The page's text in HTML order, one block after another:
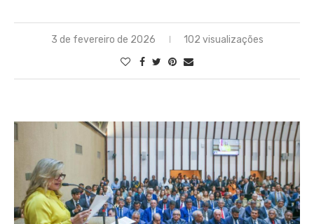
3 de fevereiro de 2026 102 visualizações